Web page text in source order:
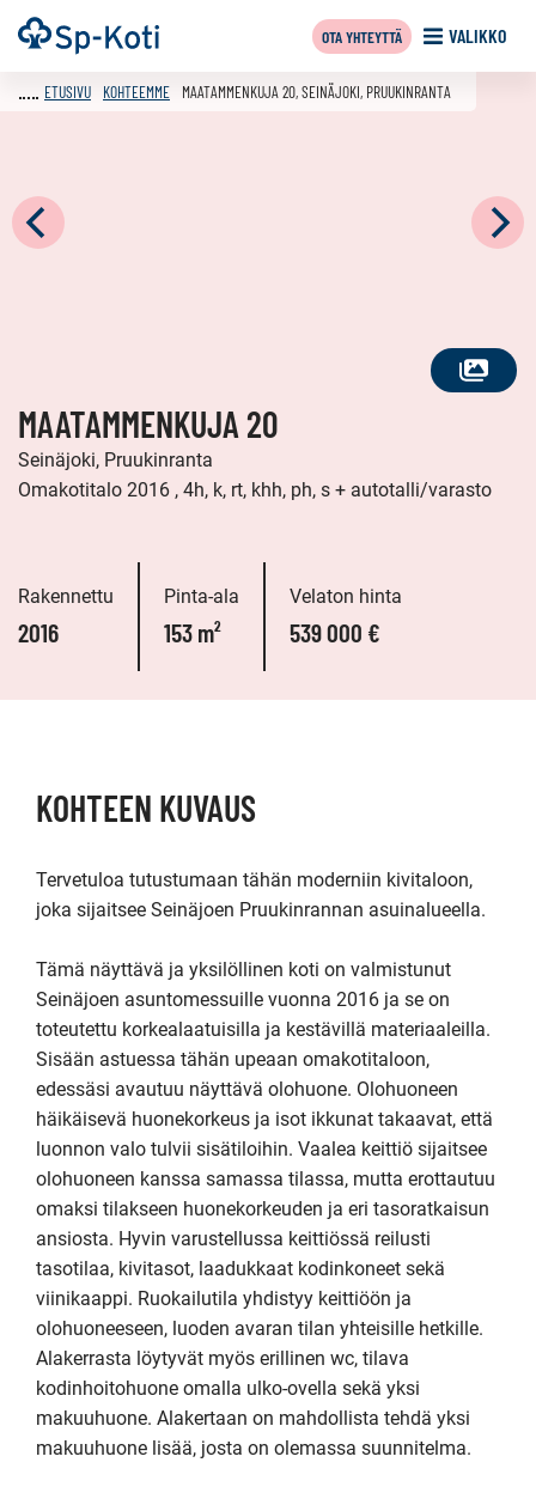
Siirry
sisältöön
Etusivu VALIKKO
OTA YHTEYTTÄ
KATSO
ETUSIVU KOHTEEMME MAATAMMENKUJA 20, SEINÄJOKI, PRUUKINRANTA
MAATAMMENKUJA 20
Seinäjoki, Pruukinranta
Omakotitalo 2016 , 4h, k, rt, khh, ph, s + autotalli/varasto
Rakennettu
2016
Pinta-ala
153 m²
Velaton hinta
539 000 €
KOHTEEN KUVAUS
Tervetuloa tutustumaan tähän moderniin kivitaloon,
joka sijaitsee Seinäjoen Pruukinrannan asuinalueella.
Tämä näyttävä ja yksilöllinen koti on valmistunut
Seinäjoen asuntomessuille vuonna 2016 ja se on
toteutettu korkealaatuisilla ja kestävillä materiaaleilla.
Sisään astuessa tähän upeaan omakotitaloon,
edessäsi avautuu näyttävä olohuone. Olohuoneen
häikäisevä huonekorkeus ja isot ikkunat takaavat, että
luonnon valo tulvii sisätiloihin. Vaalea keittiö sijaitsee
olohuoneen kanssa samassa tilassa, mutta erottautuu
omaksi tilakseen huonekorkeuden ja eri tasoratkaisun
ansiosta. Hyvin varustellussa keittiössä reilusti
tasotilaa, kivitasot, laadukkaat kodinkoneet sekä
viinikaappi. Ruokailutila yhdistyy keittiöön ja
olohuoneeseen, luoden avaran tilan yhteisille hetkille.
Alakerrasta löytyvät myös erillinen wc, tilava
kodinhoitohuone omalla ulko-ovella sekä yksi
makuuhuone. Alakertaan on mahdollista tehdä yksi
makuuhuone lisää, josta on olemassa suunnitelma.